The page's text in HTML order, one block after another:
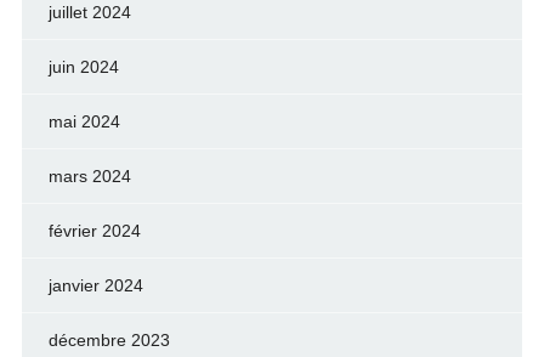
juillet 2024
juin 2024
mai 2024
mars 2024
février 2024
janvier 2024
décembre 2023